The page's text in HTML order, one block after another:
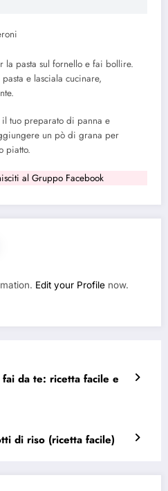
la pasta sul fornello e fai bollire.
e lasciala cucinare,
il tuo preparato di panna e
un pò di grana per
piatto.
al Gruppo Facebook
Edit your Profile now.
da te: ricetta facile e
di riso (ricetta facile)